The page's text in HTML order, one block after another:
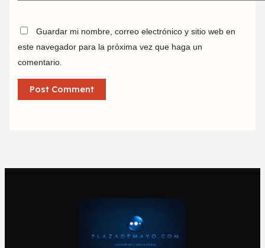
Guardar mi nombre, correo electrónico y sitio web en
este navegador para la próxima vez que haga un
comentario.